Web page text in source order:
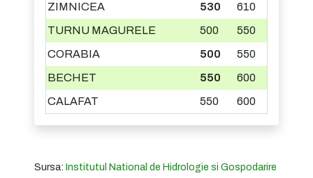
ZIMNICEA
530
610
TURNU MAGURELE
500
550
CORABIA
500
550
BECHET
550
600
CALAFAT
550 600
Sursa: Institutul National de Hidrologie si Gospodarire